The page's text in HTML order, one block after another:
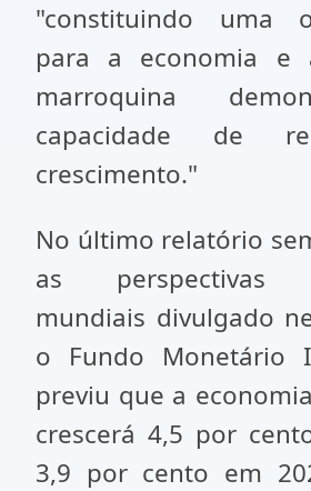
"constituindo uma
para a economia e
marroquina
capacidade de
crescimento."
No último relatório
as perspectivas
mundiais divulgado
o Fundo Monetário
previu que a
crescerá 4,5 por
3,9 por cento em